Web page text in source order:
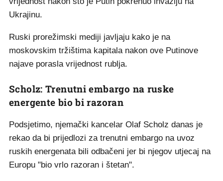
Ukrajinu.
Ruski prorežimski mediji javljaju kako je na
moskovskim tržištima kapitala nakon ove Putinove
najave porasla vrijednost rublja.
Scholz: Trenutni embargo na ruske
energente bio bi razoran
Podsjetimo, njemački kancelar Olaf Scholz danas je
rekao da bi prijedlozi za trenutni embargo na uvoz
ruskih energenata bili odbačeni jer bi njegov utjecaj na
Europu "bio vrlo razoran i štetan".